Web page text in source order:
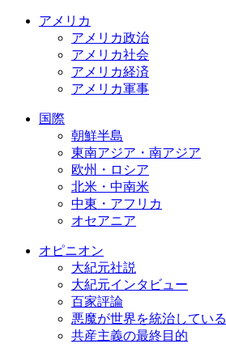
アメリカ
アメリカ政治
アメリカ社会
アメリカ経済
アメリカ軍事
国際
朝鮮半島
東南アジア・南アジア
欧州・ロシア
北米・中南米
中東・アフリカ
オセアニア
オピニオン
大紀元社説
大紀元インタビュー
百家評論
悪魔が世界を統治している
共産主義の最終目的